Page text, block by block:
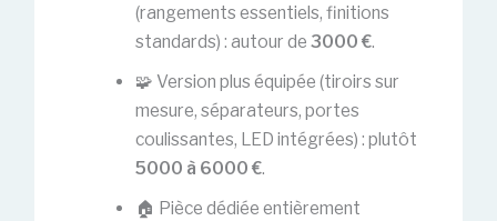
(rangements essentiels, finitions
standards) : autour de 3000 €.
🧩 Version plus équipée (tiroirs sur
mesure, séparateurs, portes
coulissantes, LED intégrées) : plutôt
5000 à 6000 €.
🏠 Pièce dédiée entièrement